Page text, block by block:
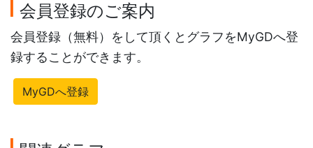
会員登録のご案内
会員登録（無料）をして頂くとグラフをMyGDへ登
録することができます。
MyGDへ登録